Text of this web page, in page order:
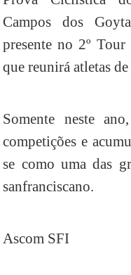
Campos dos
presente no 2º
que reunirá atletas
Somente neste
competições e
se como uma das
sanfranciscano.
Ascom SFI